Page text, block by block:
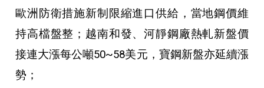
歐洲防衛措施新制限縮進口供給，當地鋼價維
持高檔盤整；越南和發、河靜鋼廠熱軋新盤價
接連大漲每公噸50~58美元，寶鋼新盤亦延續漲
勢；